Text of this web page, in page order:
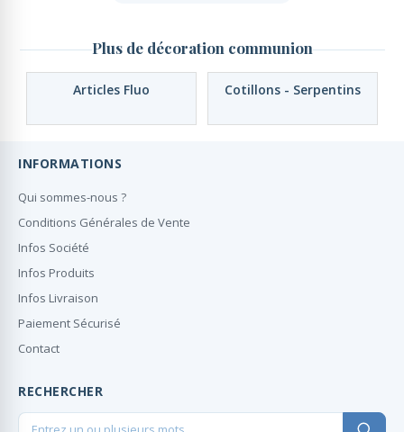
Plus de décoration communion
Articles Fluo Cotillons - Serpentins
INFORMATIONS
Qui sommes-nous ?
Conditions Générales de Vente
Infos Société
Infos Produits
Infos Livraison
Paiement Sécurisé
Contact
RECHERCHER